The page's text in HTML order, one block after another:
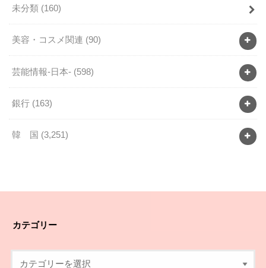
未分類 (160)
美容・コスメ関連 (90)
芸能情報-日本- (598)
銀行 (163)
韓 国 (3,251)
カテゴリー